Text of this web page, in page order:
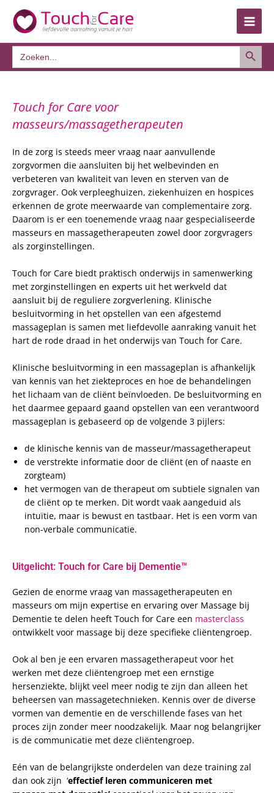
naar
inhoud
Zoek
naar:
Touch for Care voor
masseurs/massagetherapeuten
In de zorg is steeds meer vraag naar aanvullende
zorgvormen die aansluiten bij het welbevinden en
verbeteren van kwaliteit van leven en sterven van de
zorgvrager. Ook verpleeghuizen, ziekenhuizen en hospices
erkennen de grote meerwaarde van complementaire zorg.
Daarom is er een toenemende vraag naar gespecialiseerde
masseurs en massagetherapeuten zowel door zorgvragers
als zorginstellingen.
Touch for Care biedt praktisch onderwijs in samenwerking
met zorginstellingen en experts uit het werkveld dat
aansluit bij de reguliere zorgverlening. Klinische
besluitvorming in het opstellen van een afgestemd
massageplan is samen met liefdevolle aanraking vanuit het
hart de rode draad in het onderwijs van Touch for Care.
Klinische besluitvorming in een massageplan is afhankelijk
van kennis van het ziekteproces en hoe de behandelingen
het lichaam van de cliënt beïnvloeden. De besluitvorming en
het daarmee gepaard gaand opstellen van een verantwoord
massageplan is gebaseerd op de volgende 3 pijlers:
de klinische kennis van de masseur/massagetherapeut
de verstrekte informatie door de cliënt (en of naaste en
zorgteam)
het vermogen van de therapeut om subtiele signalen van
de cliënt op te merken. Dit wordt vaak aangeduid als
intuïtie, maar is bewust en tastbaar. Het is een vorm van
non-verbale communicatie.
Uitgelicht: Touch for Care bij Dementie™
Gezien de enorme vraag van massagetherapeuten en
masseurs om mijn expertise en ervaring over Massage bij
Dementie te delen heeft Touch for Care een masterclass
ontwikkelt voor massage bij deze specifieke cliëntengroep.
Ook al ben je een ervaren massagetherapeut voor het
werken met deze cliëntengroep met een ernstige
hersenziekte, blijkt veel meer nodig te zijn dan alleen het
beheersen van massagetechnieken. Kennis over de diverse
vormen van dementie en de verschillende fases van het
proces zijn zonder meer noodzakelijk. Maar nog belangrijker
is de communicatie met deze cliëntengroep.
Eén van de belangrijkste onderdelen van deze training zal
dan ook zijn ‘effectief leren communiceren met